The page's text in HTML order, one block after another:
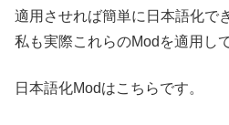
適用させれば簡単に日本語化で
私も実際これらのModを適用し
日本語化Modはこちらです。